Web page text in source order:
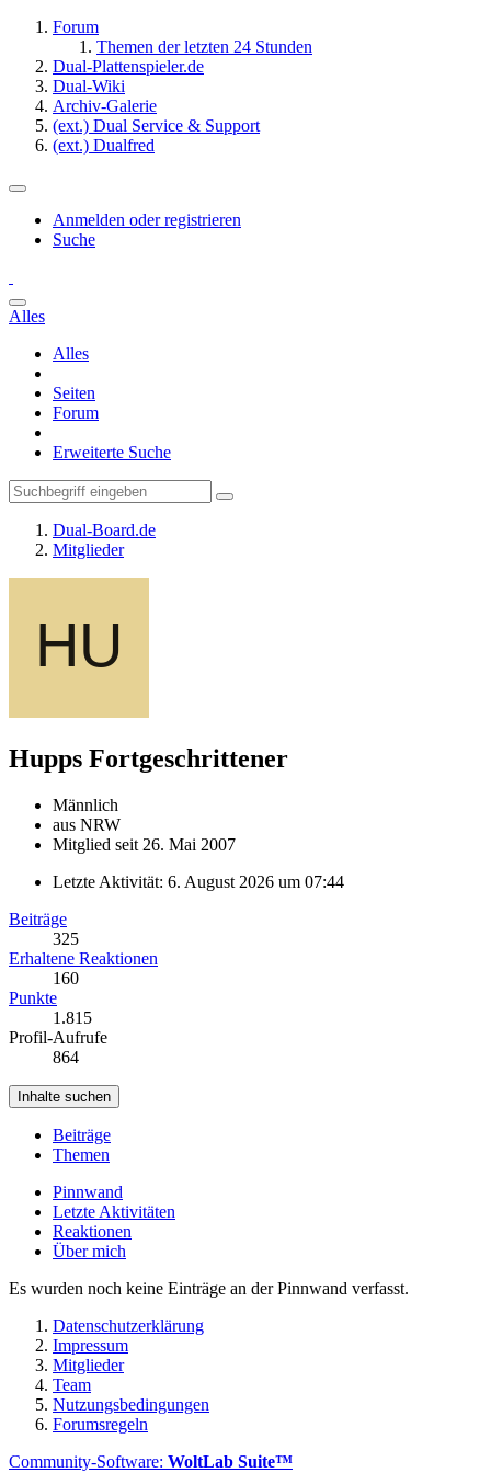
Forum
Themen der letzten 24 Stunden
Dual-Plattenspieler.de
Dual-Wiki
Archiv-Galerie
(ext.) Dual Service & Support
(ext.) Dualfred
Anmelden oder registrieren
Suche
Alles
Alles
Seiten
Forum
Erweiterte Suche
Dual-Board.de
Mitglieder
Hupps Fortgeschrittener
Männlich
aus NRW
Mitglied seit 26. Mai 2007
Letzte Aktivität: 6. August 2026 um 07:44
Beiträge
325
Erhaltene Reaktionen
160
Punkte
1.815
Profil-Aufrufe
864
Inhalte suchen
Beiträge
Themen
Pinnwand
Letzte Aktivitäten
Reaktionen
Über mich
Es wurden noch keine Einträge an der Pinnwand verfasst.
Datenschutzerklärung
Impressum
Mitglieder
Team
Nutzungsbedingungen
Forumsregeln
Community-Software: WoltLab Suite™